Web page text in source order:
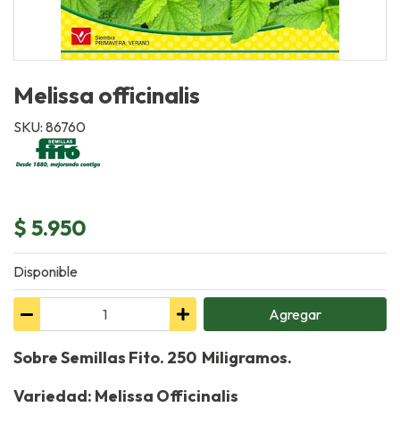
Melissa officinalis
SKU: 86760
$ 5.950
Disponible
Agregar
Sobre Semillas Fito. 250 Miligramos.
Variedad: Melissa Officinalis